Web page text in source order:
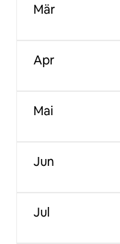
Mär
Apr
Mai
Jun
Jul